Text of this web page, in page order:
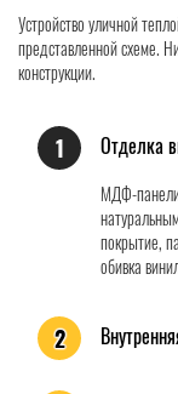
Устройство уличной
представленной схеме.
конструкции.
1 Отделка
МДФ-
покрытие,
обивка
2